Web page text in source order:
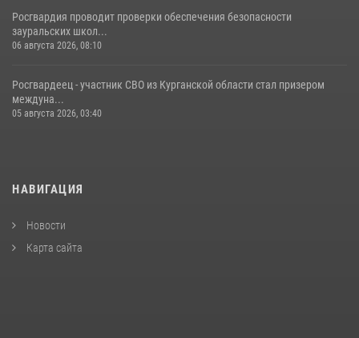
Росгвардия проводит проверки обеспечения безопасности
зауральских школ...
06 августа 2026, 08:10
Росгвардеец - участник СВО из Курганской области стал призером
междуна...
05 августа 2026, 03:40
НАВИГАЦИЯ
Новости
Карта сайта